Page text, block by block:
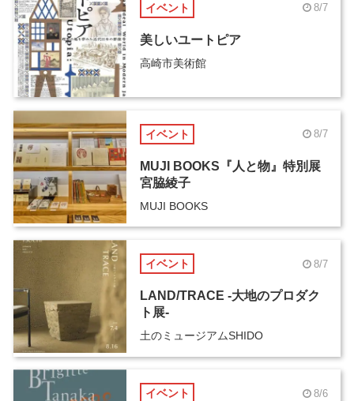
イベント 8/7
美しいユートピア
高崎市美術館
イベント 8/7
MUJI BOOKS『人と物』特別展
宮脇綾子
MUJI BOOKS
イベント 8/7
LAND/TRACE -大地のプロダク
ト展-
土のミュージアムSHIDO
イベント 8/6